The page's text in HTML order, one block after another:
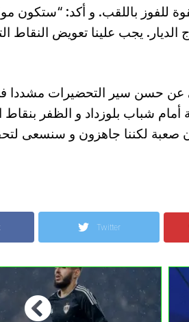
للفوز باللقب. و أكد: “ستكون
يجب علينا تعويض النقاط
عن حسن سير التحضيرات مشددا
أمام شباب بلوزداد و الظفر بنقاط
لكننا جاهزون و سنسعى
Twitter